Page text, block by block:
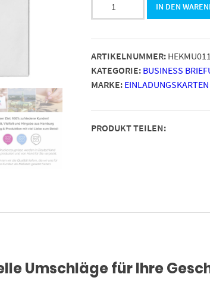
DIN
LANG
(220
x
mm),
gerade
weiß,
IN DEN
ARTIKELNUMMER:
KATEGORIE: BUSINESS
MARKE:
PRODUKT TEILEN:
Umschläge für Ihre